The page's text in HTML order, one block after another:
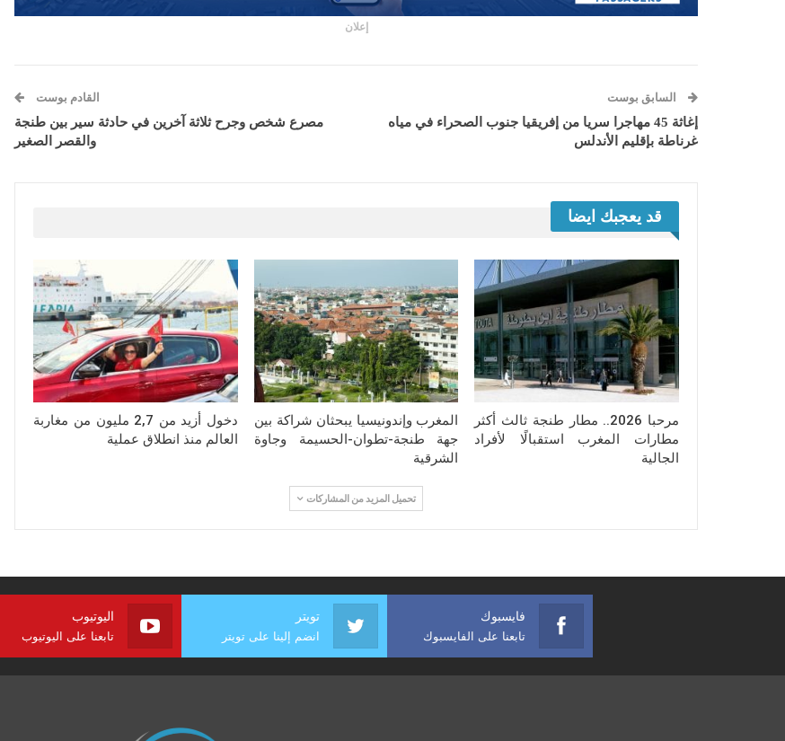
إعلان
السابق بوست
إغاثة 45 مهاجرا سريا من إفريقيا جنوب الصحراء في مياه
غرناطة بإقليم الأندلس
القادم بوست
مصرع شخص وجرح ثلاثة آخرين في حادثة سير بين طنجة
والقصر الصغير
قد يعجبك ايضا
مرحبا 2026.. مطار طنجة ثالث أكثر
مطارات المغرب استقبالًا لأفراد
الجالية
المغرب وإندونيسيا يبحثان شراكة بين
جهة طنجة-تطوان-الحسيمة وجاوة
الشرقية
دخول أزيد من 2,7 مليون من مغاربة
العالم منذ انطلاق عملية
تحميل المزيد من المشاركات
فايسبوك
تابعنا على الفايسبوك
تويتر
انضم إلينا على تويتر
اليوتيوب
تابعنا على اليوتيوب